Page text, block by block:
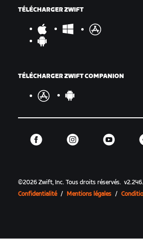
TÉLÉCHARGER ZWIFT
TÉLÉCHARGER ZWIFT COMPANION
©2026 Zwift, Inc.Tous droits réservés. v
Confidentialité / Mentions légales /